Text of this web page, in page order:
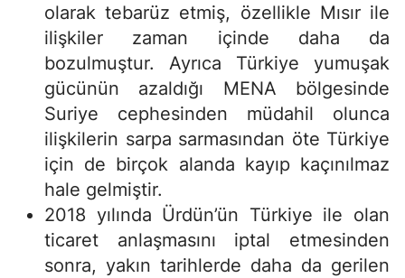
olarak tebarüz etmiş, özellikle Mısır ile
ilişkiler zaman içinde daha da
bozulmuştur. Ayrıca Türkiye yumuşak
gücünün azaldığı MENA bölgesinde
Suriye cephesinden müdahil olunca
ilişkilerin sarpa sarmasından öte Türkiye
için de birçok alanda kayıp kaçınılmaz
hale gelmiştir.
2018 yılında Ürdün’ün Türkiye ile olan
ticaret anlaşmasını iptal etmesinden
sonra, yakın tarihlerde daha da gerilen